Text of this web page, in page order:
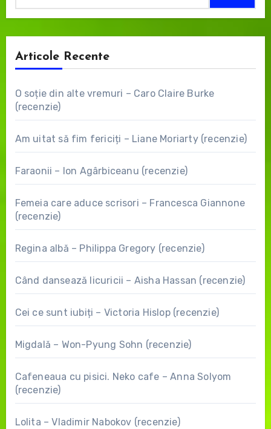
Articole Recente
O soție din alte vremuri – Caro Claire Burke
(recenzie)
Am uitat să fim fericiți – Liane Moriarty (recenzie)
Faraonii – Ion Agârbiceanu (recenzie)
Femeia care aduce scrisori – Francesca Giannone
(recenzie)
Regina albă – Philippa Gregory (recenzie)
Când dansează licuricii – Aisha Hassan (recenzie)
Cei ce sunt iubiți – Victoria Hislop (recenzie)
Migdală – Won-Pyung Sohn (recenzie)
Cafeneaua cu pisici. Neko cafe – Anna Solyom
(recenzie)
Lolita – Vladimir Nabokov (recenzie)